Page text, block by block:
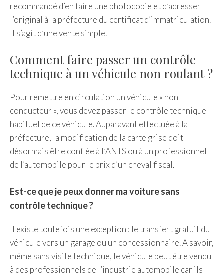
recommandé d’en faire une photocopie et d’adresser
l’original à la préfecture du certificat d’immatriculation.
Il s’agit d’une vente simple.
Comment faire passer un contrôle
technique à un véhicule non roulant ?
Pour remettre en circulation un véhicule « non
conducteur », vous devez passer le contrôle technique
habituel de ce véhicule. Auparavant effectuée à la
préfecture, la modification de la carte grise doit
désormais être confiée à l’ANTS ou à un professionnel
de l’automobile pour le prix d’un cheval fiscal.
Est-ce que je peux donner ma voiture sans
contrôle technique ?
Il existe toutefois une exception : le transfert gratuit du
véhicule vers un garage ou un concessionnaire. A savoir,
même sans visite technique, le véhicule peut être vendu
à des professionnels de l’industrie automobile car ils